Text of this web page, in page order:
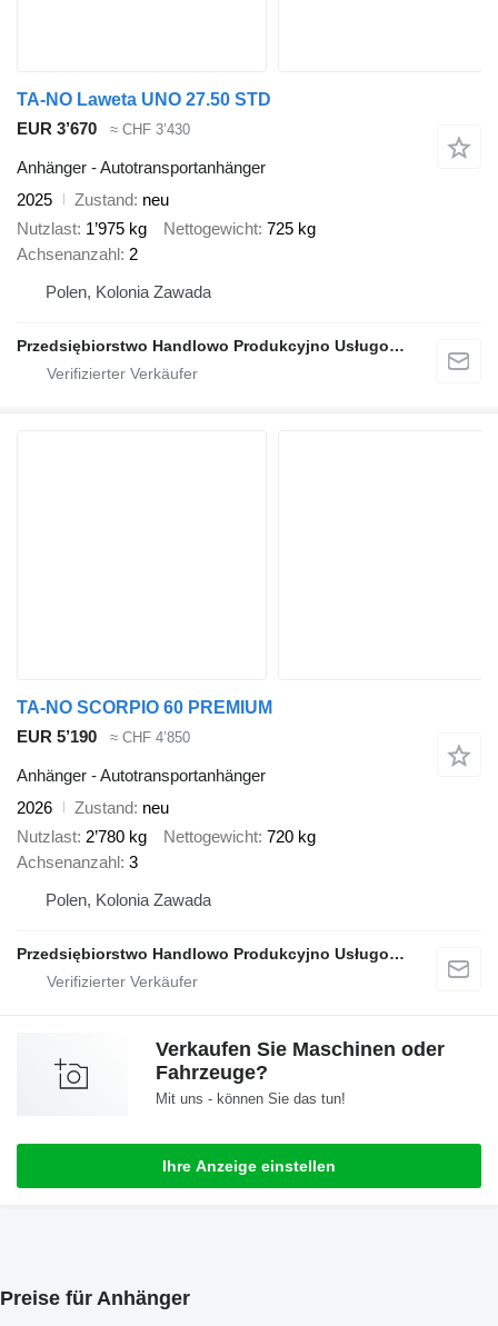
TA-NO Laweta UNO 27.50 STD
EUR 3’670
≈ CHF 3’430
Anhänger - Autotransportanhänger
2025
Zustand neu
Nutzlast 1’975 kg Nettogewicht 725 kg
Achsenanzahl 2
Polen, Kolonia Zawada
Przedsiębiorstwo Handlowo Produkcyjno Usługowe TA-NO
TA-NO SCORPIO 60 PREMIUM
EUR 5’190
≈ CHF 4’850
Anhänger - Autotransportanhänger
2026
Zustand neu
Nutzlast 2’780 kg Nettogewicht 720 kg
Achsenanzahl 3
Polen, Kolonia Zawada
Przedsiębiorstwo Handlowo Produkcyjno Usługowe TA-NO
Verkaufen Sie Maschinen oder
Fahrzeuge?
Mit uns - können Sie das tun!
Ihre Anzeige einstellen
Preise für Anhänger